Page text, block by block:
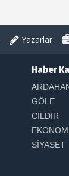
Yazarlar
Haber
GÖLE
CILDIR
SİYASET